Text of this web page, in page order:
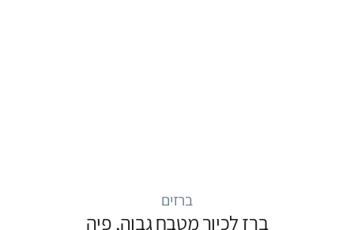
ברזים
ברז לכיור מטבח גבוה, פיה